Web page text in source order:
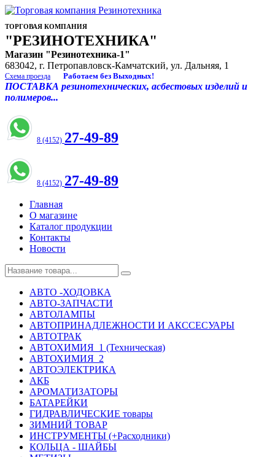
ТОРГОВАЯ КОМПАНИЯ
"РЕЗИНОТЕХНИКА"
Магазин "Резинотехника-1"
683042, г. Петропавловск-Камчатский, ул. Дальняя, 1
Схема проезда Работаем без Выходных!
ПОСТАВКА резинотехнических, асбестовых изделий и
полимеров...
8 (4152) 27-49-89
8 (4152) 27-49-89
Главная
О магазине
Каталог продукции
Контакты
Новости
АВТО -ХОДОВКА
АВТО-ЗАПЧАСТИ
АВТОЛАМПЫ
АВТОПРИНАДЛЕЖНОСТИ И АКССЕСУАРЫ
АВТОТРАК
АВТОХИМИЯ_1 (Техническая)
АВТОХИМИЯ_2
АВТОЭЛЕКТРИКА
АКБ
АРОМАТИЗАТОРЫ
БАТАРЕЙКИ
ГИДРАВЛИЧЕСКИЕ товары
ЗИМНИЙ ТОВАР
ИНСТРУМЕНТЫ (+Расходники)
КОЛЬЦА - ШАЙБЫ